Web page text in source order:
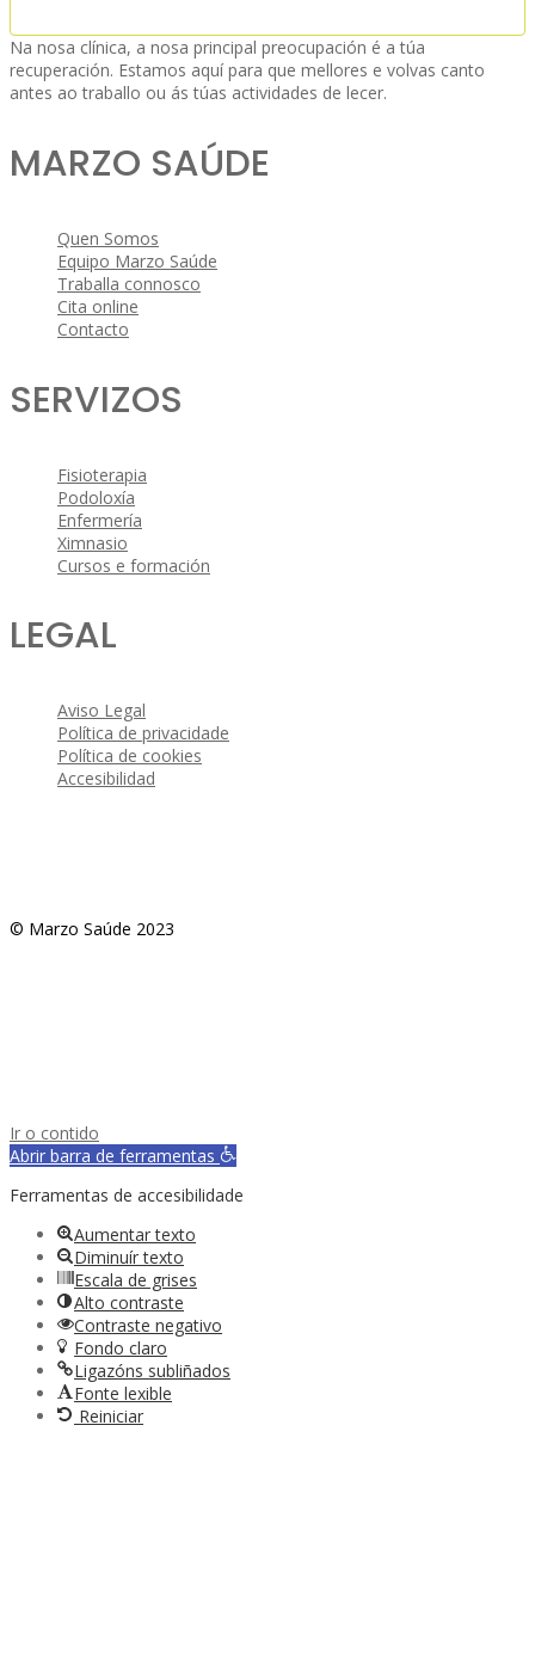
Na nosa clínica, a nosa principal preocupación é a túa
recuperación. Estamos aquí para que mellores e volvas canto
antes ao traballo ou ás túas actividades de lecer.
MARZO SAÚDE
Quen Somos
Equipo Marzo Saúde
Traballa connosco
Cita online
Contacto
SERVIZOS
Fisioterapia
Podoloxía
Enfermería
Ximnasio
Cursos e formación
LEGAL
Aviso Legal
Política de privacidade
Política de cookies
Accesibilidad
© Marzo Saúde 2023
Ir o contido
Abrir barra de ferramentas
Ferramentas de accesibilidade
Aumentar texto
Diminuír texto
Escala de grises
Alto contraste
Contraste negativo
Fondo claro
Ligazóns subliñados
Fonte lexible
Reiniciar